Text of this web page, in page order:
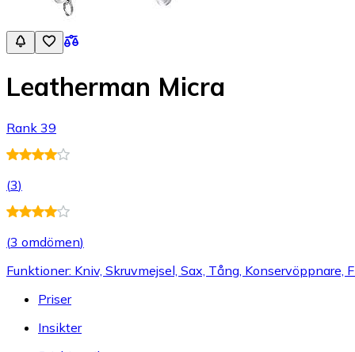
Leatherman Micra
Rank 39
(3)
(3 omdömen)
Funktioner: Kniv, Skruvmejsel, Sax, Tång,
Priser
Insikter